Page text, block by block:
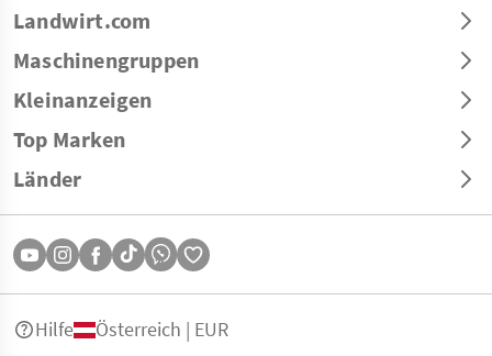
Landwirt.com
Maschinengruppen
Kleinanzeigen
Top Marken
Länder
Hilfe Österreich | EUR